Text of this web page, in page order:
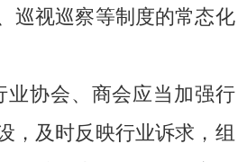
巡视巡察等制度的常态化
协会、商会应当加强行
，及时反映行业诉求，组